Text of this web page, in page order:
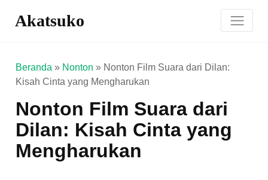
Akatsuko
Beranda » Nonton » Nonton Film Suara dari Dilan:
Kisah Cinta yang Mengharukan
Nonton Film Suara dari
Dilan: Kisah Cinta yang
Mengharukan